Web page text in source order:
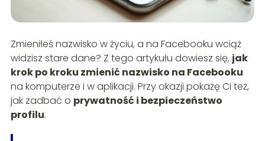
Zmieniłeś nazwisko w życiu, a na Facebooku wciąż
widzisz stare dane? Z tego artykułu dowiesz się, jak
krok po kroku zmienić nazwisko na Facebooku
na komputerze i w aplikacji. Przy okazji pokażę Ci też,
jak zadbać o prywatność i bezpieczeństwo
profilu.